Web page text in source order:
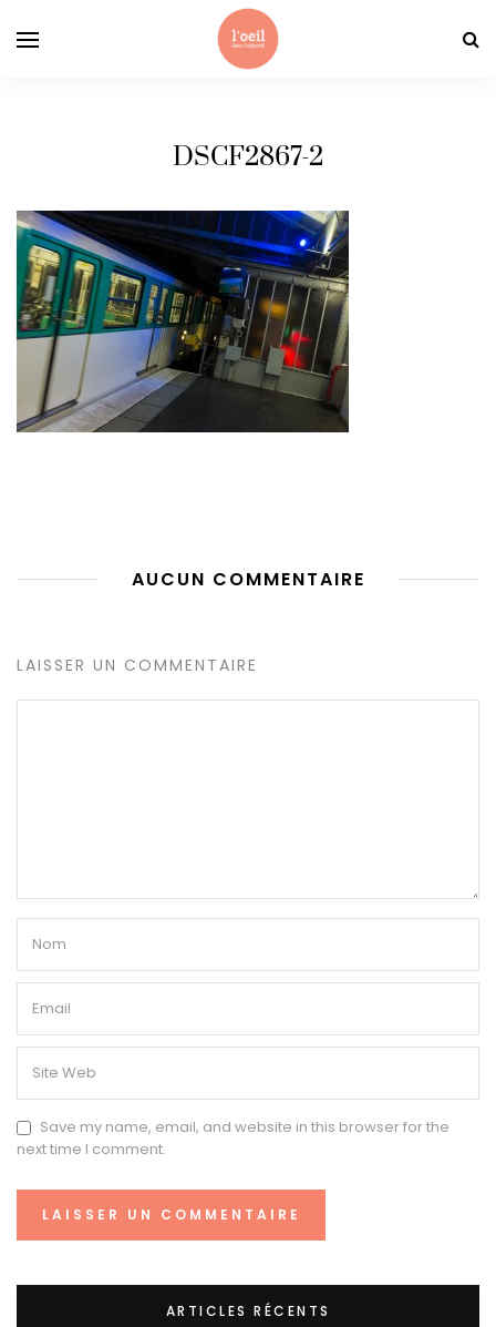
DSCF2867-2
AUCUN COMMENTAIRE
LAISSER UN COMMENTAIRE
Save my name, email, and website in this browser for the
next time I comment.
ARTICLES RÉCENTS